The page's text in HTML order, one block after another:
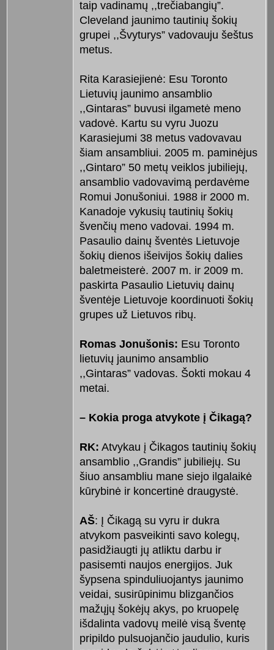
taip vadinamų ,,trečiabangių”.
Cleveland jaunimo tautinių šokių
grupei ,,Švyturys” vadovauju šeštus
metus.
Rita Karasiejienė: Esu Toronto
Lietuvių jaunimo ansamblio
,,Gintaras” buvusi ilgametė meno
vadovė. Kartu su vyru Juozu
Karasiejumi 38 metus vadovavau
šiam ansambliui. 2005 m. paminėjus
,,Gintaro” 50 metų veiklos jubiliejų,
ansamblio vadovavimą perdavėme
Romui Jonušoniui. 1988 ir 2000 m.
Kanadoje vykusių tautinių šokių
švenčių meno vadovai. 1994 m.
Pasaulio dainų šventės Lietuvoje
šokių dienos išeivijos šokių dalies
baletmeisterė. 2007 m. ir 2009 m.
paskirta Pasaulio Lietuvių dainų
šventėje Lietuvoje koordinuoti šokių
grupes už Lietuvos ribų.
Romas Jonušonis: Esu Toronto
lietuvių jaunimo ansamblio
,,Gintaras” vadovas. Šokti mokau 4
metai.
– Kokia proga atvykote į Čikagą?
RK: Atvykau į Čikagos tautinių šokių
ansamblio ,,Grandis” jubiliejų. Su
šiuo ansambliu mane siejo ilgalaikė
kūrybinė ir koncertinė draugystė.
AŠ: Į Čikagą su vyru ir dukra
atvykom pasveikinti savo kolegų,
pasidžiaugti jų atliktu darbu ir
pasisemti naujos energijos. Juk
šypsena spinduliuojantys jaunimo
veidai, susirūpinimu blizgančios
mažųjų šokėjų akys, po kruopelę
išdalinta vadovų meilė visą šventę
pripildo pulsuojančio jaudulio, kuris